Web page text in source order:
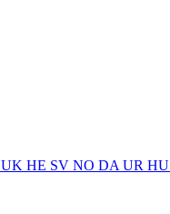
UK HE SV NO DA UR HU